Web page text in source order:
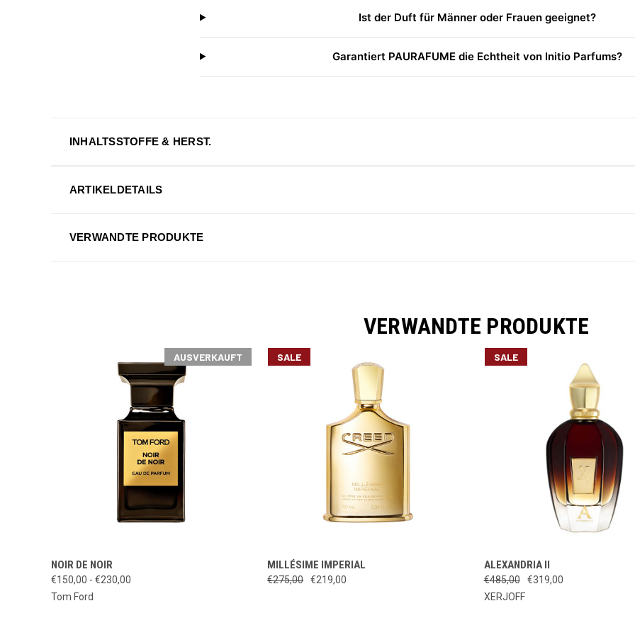
Ist der Duft für Männer oder Frauen geeignet?
Garantiert PAURAFUME die Echtheit von Initio Parfums?
INHALTSSTOFFE & HERST.
ARTIKELDETAILS
VERWANDTE PRODUKTE
VERWANDTE PRODUKTE
AUSVERKAUFT
SCHNELLANSICHT
NOIR DE NOIR
€150,00 - €230,00
Tom Ford
SALE
SCHNELLANSICHT
MILLÉSIME IMPERIAL
€275,00 €219,00
SALE
SCHNELLANSICHT
ALEXANDRIA II
€485,00
€319,00
XERJOFF